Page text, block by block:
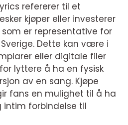
refererer til et
kjøper eller investerer
er representative for
Dette kan være i
eller digitale filer
lyttere å ha en fysisk
av en sang. Kjøpe
fans en mulighet til å ha
intim forbindelse til